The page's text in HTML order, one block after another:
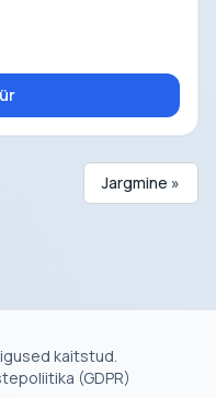
Jargmine »
kaitstud.
(GDPR)